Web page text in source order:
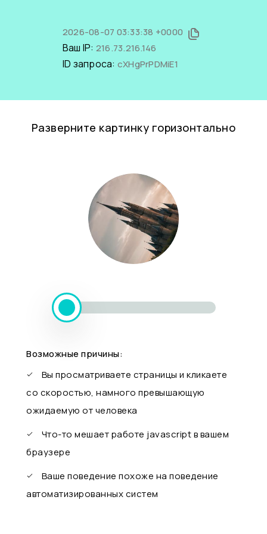
2026-08-07 03:33:38 +0000
Ваш IP: 216.73.216.146
ID запроса: cXHgPrPDMiE1
Разверните картинку горизонтально
Возможные причины:
Вы просматриваете страницы и кликаете
со скоростью, намного превышающую
ожидаемую от человека
Что-то мешает работе javascript в вашем
браузере
Ваше поведение похоже на поведение
автоматизированных систем